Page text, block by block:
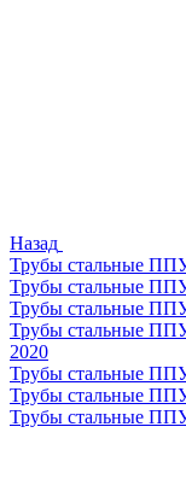
Назад
Трубы стальные
Трубы стальные
Трубы стальные
Трубы стальные
2020
Трубы стальные
Трубы стальные
Трубы стальные